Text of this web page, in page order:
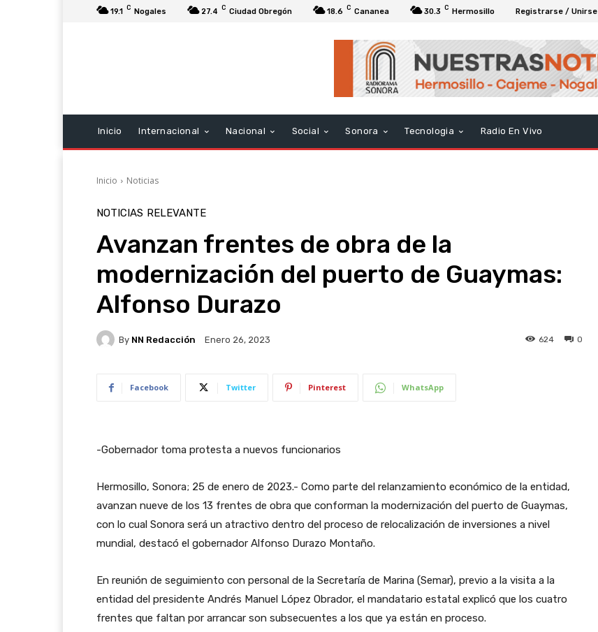
19.1 C Nogales 27.4 C Ciudad Obregón 18.6 C Cananea 30.3 C Hermosillo Registrarse / Unirse
Inicio Internacional Nacional Social Sonora Tecnologia Radio En Vivo
Inicio Noticias
NOTICIAS RELEVANTE
Avanzan frentes de obra de la
modernización del puerto de Guaymas:
Alfonso Durazo
By NN Redacción Enero 26, 2023 0
624
Facebook Twitter Pinterest WhatsApp
-Gobernador toma protesta a nuevos funcionarios
Hermosillo, Sonora; 25 de enero de 2023.- Como parte del relanzamiento económico de la entidad,
avanzan nueve de los 13 frentes de obra que conforman la modernización del puerto de Guaymas,
con lo cual Sonora será un atractivo dentro del proceso de relocalización de inversiones a nivel
mundial, destacó el gobernador Alfonso Durazo Montaño.
En reunión de seguimiento con personal de la Secretaría de Marina (Semar), previo a la visita a la
entidad del presidente Andrés Manuel López Obrador, el mandatario estatal explicó que los cuatro
frentes que faltan por arrancar son subsecuentes a los que ya están en proceso.